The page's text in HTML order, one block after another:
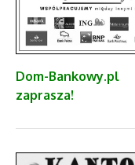
Dom-Bankowy.pl
zaprasza!